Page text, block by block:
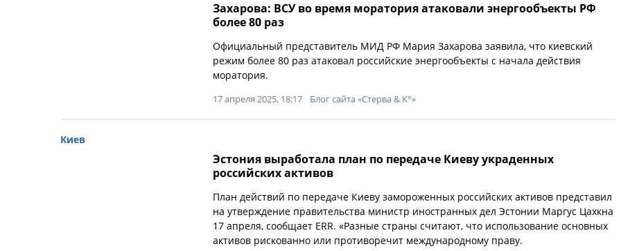
Захарова: ВСУ во время моратория атаковали энергообъекты РФ
более 80 раз
Официальный представитель МИД РФ Мария Захарова заявила, что киевский
режим более 80 раз атаковал российские энергообъекты с начала действия
моратория.
17 апреля 2025, 18:17 Блог сайта «Стерва & К°»
Киев
Эстония выработала план по передаче Киеву украденных
российских активов
План действий по передаче Киеву замороженных российских активов представил
на утверждение правительства министр иностранных дел Эстонии Маргус Цахкна
17 апреля, сообщает ERR. «Разные страны считают, что использование основных
активов рискованно или противоречит международному праву.